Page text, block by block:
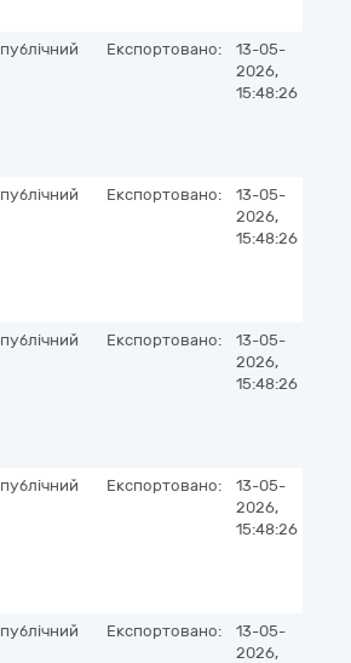
публічний Експортовано:
13-05-
2026,
15:48:26
публічний Експортовано:
13-05-
2026,
15:48:26
публічний Експортовано:
13-05-
2026,
15:48:26
публічний Експортовано:
13-05-
2026,
15:48:26
публічний Експортовано:
13-05-
2026,